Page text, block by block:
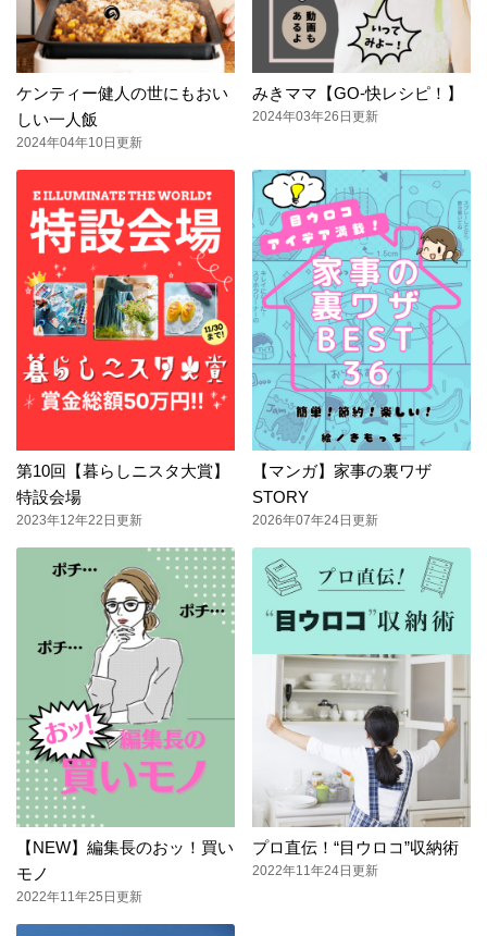
ケンティー健人の世にもおい
しい一人飯
2024年04年10日更新
みきママ【GO-快レシピ！】
2024年03年26日更新
第10回【暮らしニスタ大賞】
特設会場
2023年12年22日更新
【マンガ】家事の裏ワザ
STORY
2026年07年24日更新
【NEW】編集長のおッ！買い
モノ
2022年11年25日更新
プロ直伝！“目ウロコ”収納術
2022年11年24日更新